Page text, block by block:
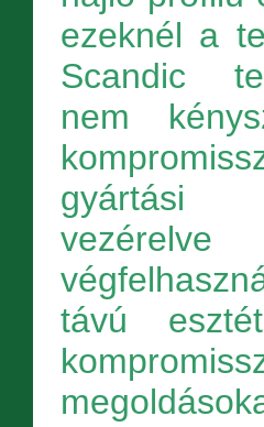
ezeknél a
Scandic
nem
gyártási
távú